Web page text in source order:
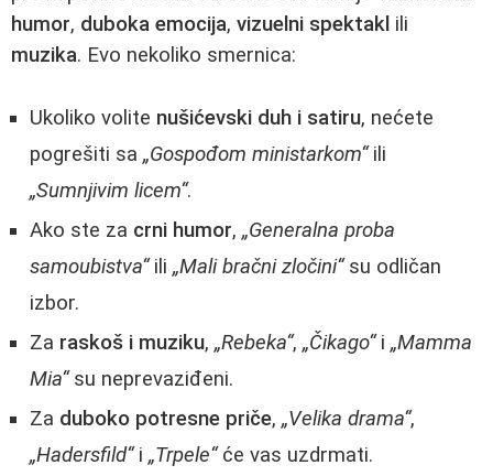
humor, duboka emocija, vizuelni spektakl ili
muzika. Evo nekoliko smernica:
Ukoliko volite nušićevski duh i satiru, nećete
pogrešiti sa „Gospođom ministarkom“ili
„Sumnjivim licem“.
Ako ste za crni humor, „Generalna proba
samoubistva“ili „Mali bračni zločini“su odličan
izbor.
Za raskoš i muziku, „Rebeka“, „Čikago“i „Mamma
Mia“su neprevaziđeni.
Za duboko potresne priče, „Velika drama“,
„Hadersfild“i „Trpele“će vas uzdrmati.